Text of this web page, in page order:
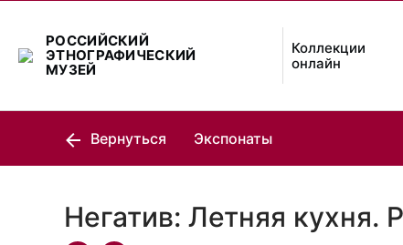
РОССИЙСКИЙ
ЭТНОГРАФИЧЕСКИЙ
МУЗЕЙ
Коллекции
онлайн
Вернуться Экспонаты
Негатив: Летняя кухня.